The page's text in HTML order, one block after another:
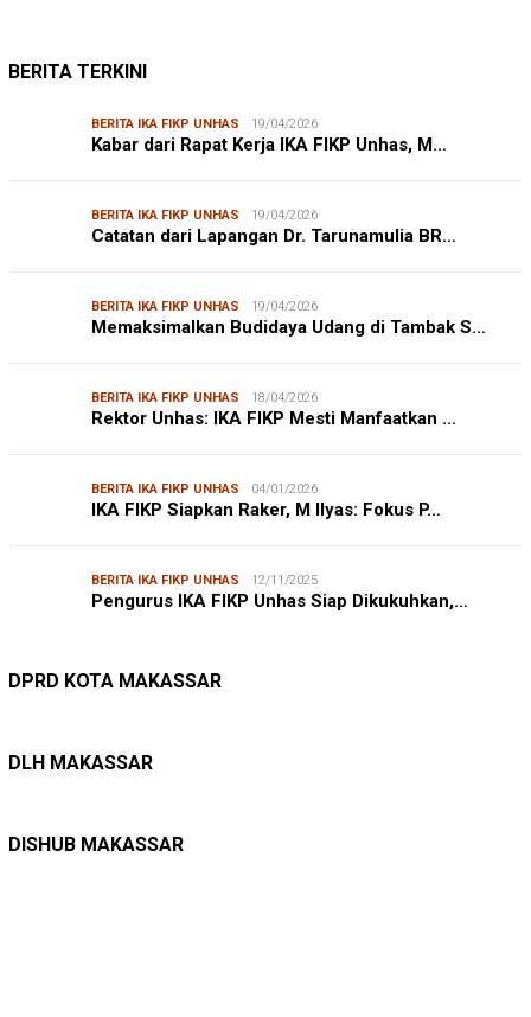
BERITA TERKINI
BERITA IKA FIKP UNHAS 19/04/2026
Kabar dari Rapat Kerja IKA FIKP Unhas, M…
BERITA IKA FIKP UNHAS 19/04/2026
Catatan dari Lapangan Dr. Tarunamulia BR…
BERITA IKA FIKP UNHAS 19/04/2026
Memaksimalkan Budidaya Udang di Tambak S…
BERITA IKA FIKP UNHAS 18/04/2026
Rektor Unhas: IKA FIKP Mesti Manfaatkan …
BERITA IKA FIKP UNHAS 04/01/2026
IKA FIKP Siapkan Raker, M Ilyas: Fokus P…
BERITA IKA FIKP UNHAS 12/11/2025
Pengurus IKA FIKP Unhas Siap Dikukuhkan,…
DPRD KOTA MAKASSAR
Kepuasan Publik Tinggi, Andi Makmur Nila…
DLH MAKASSAR
Belanja Pemerintah Bisa Menyelamatkan Hu…
DISHUB MAKASSAR
Pete-pete Laut Makassar Siap Beroperasi …